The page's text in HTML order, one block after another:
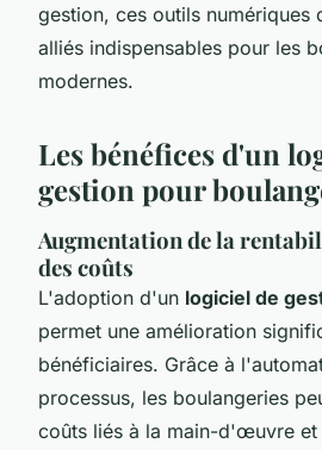
gestion, ces outils numériques
alliés indispensables pour les
modernes.
Les bénéfices d'un
gestion pour
Augmentation de la
des coûts
L'adoption d'un logiciel de
permet une amélioration
bénéficiaires. Grâce à
processus, les boulangeries
coûts liés à la main-d'œuvre et